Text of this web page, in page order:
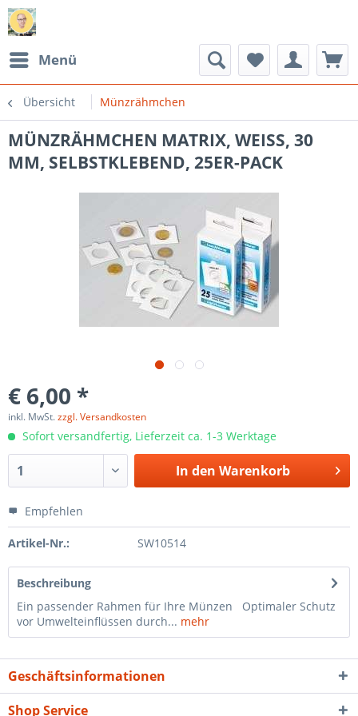
Menü
Übersicht Münzrähmchen
MÜNZRÄHMCHEN MATRIX, WEISS, 30
MM, SELBSTKLEBEND, 25ER-PACK
€ 6,00 *
inkl. MwSt.zzgl. Versandkosten
Sofort versandfertig, Lieferzeit ca. 1-3 Werktage
In den Warenkorb
Empfehlen
Artikel-Nr.: SW10514
Beschreibung
Ein passender Rahmen für Ihre Münzen Optimaler Schutz
vor Umwelteinflüssen durch... mehr
Geschäftsinformationen
Shop Service